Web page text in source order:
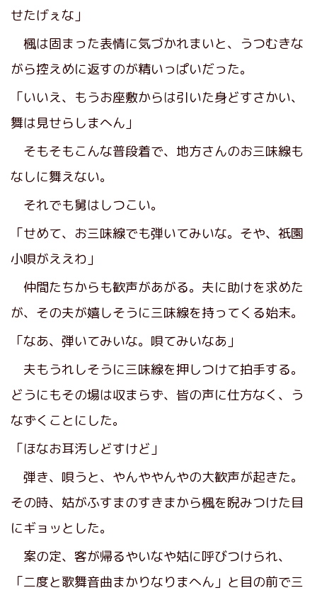
せたげぇな」
楓は固まった表情に気づかれまいと、うつむきな
がら控えめに返すのが精いっぱいだった。
「いいえ、もうお座敷からは引いた身どすさかい、
舞は見せらしまへん」
そもそもこんな普段着で、地方さんのお三味線も
なしに舞えない。
それでも舅はしつこい。
「せめて、お三味線でも弾いてみいな。そや、祇園
小唄がええわ」
仲間たちからも歓声があがる。夫に助けを求めた
が、その夫が嬉しそうに三味線を持ってくる始末。
「なあ、弾いてみいな。唄てみいなあ」
夫もうれしそうに三味線を押しつけて拍手する。
どうにもその場は収まらず、皆の声に仕方なく、う
なずくことにした。
「ほなお耳汚しどすけど」
弾き、唄うと、やんややんやの大歓声が起きた。
その時、姑がふすまのすきまから楓を睨みつけた目
にギョッとした。
案の定、客が帰るやいなや姑に呼びつけられ、
「二度と歌舞音曲まかりなりまへん」と目の前で三